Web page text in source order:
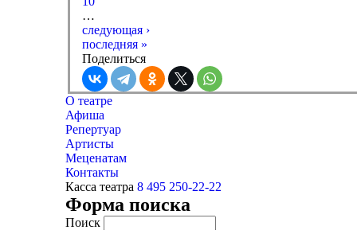
…
следующая ›
последняя »
Поделиться
О театре
Афиша
Репертуар
Артисты
Меценатам
Контакты
Касса театра 8 495 250-22-22
Форма поиска
Поиск